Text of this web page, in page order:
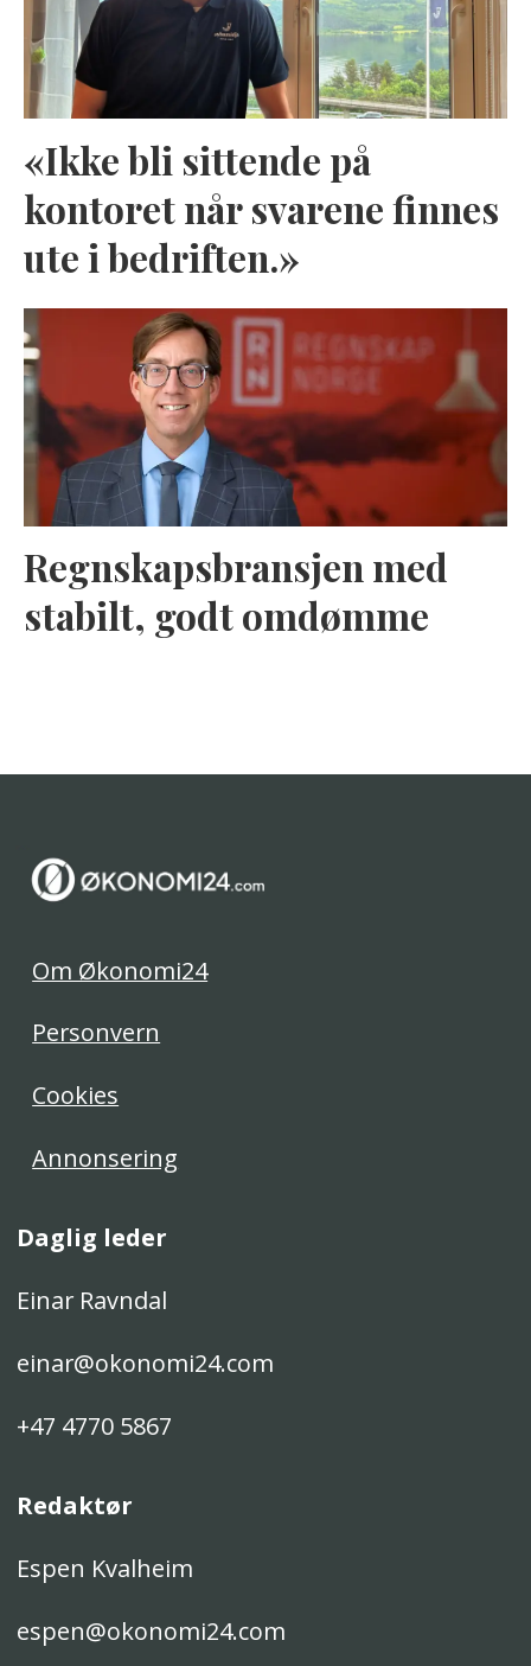
«Ikke bli sittende på
kontoret når svarene finnes
ute i bedriften.»
Regnskapsbransjen med
stabilt, godt omdømme
Om Økonomi24
Personvern
Cookies
Annonsering
Daglig leder
Einar Ravndal
einar@okonomi24.com
+47 4770 5867
Redaktør
Espen Kvalheim
espen@okonomi24.com